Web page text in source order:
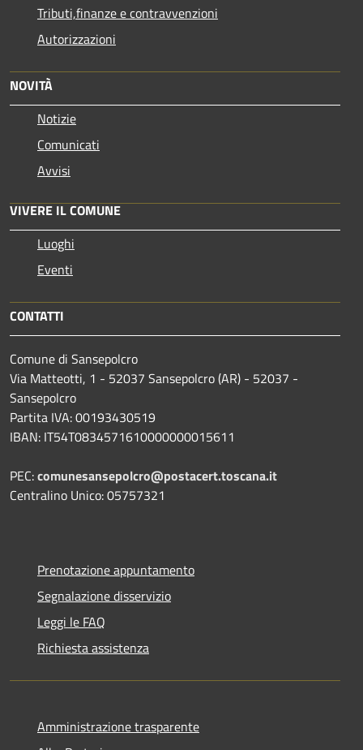
Tributi,finanze e contravvenzioni
Autorizzazioni
NOVITÀ
Notizie
Comunicati
Avvisi
VIVERE IL COMUNE
Luoghi
Eventi
CONTATTI
Comune di Sansepolcro
Via Matteotti, 1 - 52037 Sansepolcro (AR) - 52037 -
Sansepolcro
Partita IVA: 00193430519
IBAN: IT54T0834571610000000015611
PEC:comunesansepolcro@postacert.toscana.it
Centralino Unico: 05757321
Prenotazione appuntamento
Segnalazione disservizio
Leggi le FAQ
Richiesta assistenza
Amministrazione trasparente